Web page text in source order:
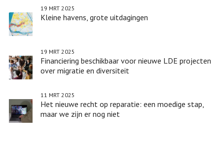
Kleine havens, grote uitdagingen
19 MRT 2025
Financiering beschikbaar voor nieuwe LDE projecten
over migratie en diversiteit
19 MRT 2025
Het nieuwe recht op reparatie: een moedige stap,
maar we zijn er nog niet
11 MRT 2025